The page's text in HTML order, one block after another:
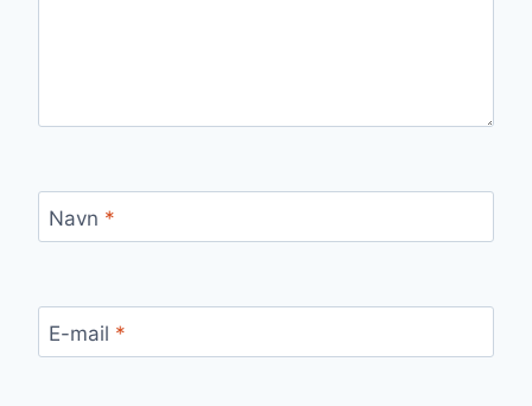
Navn *
E-mail *